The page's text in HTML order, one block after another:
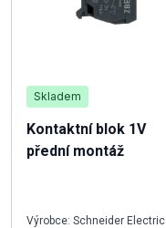
Skladem
Kontaktní blok 1V
přední montáž
Výrobce: Schneider Electric